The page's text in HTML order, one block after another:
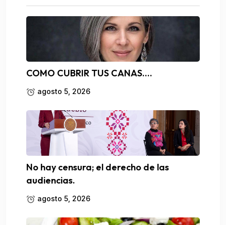
COMO CUBRIR TUS CANAS….
agosto 5, 2026
No hay censura; el derecho de las
audiencias.
agosto 5, 2026